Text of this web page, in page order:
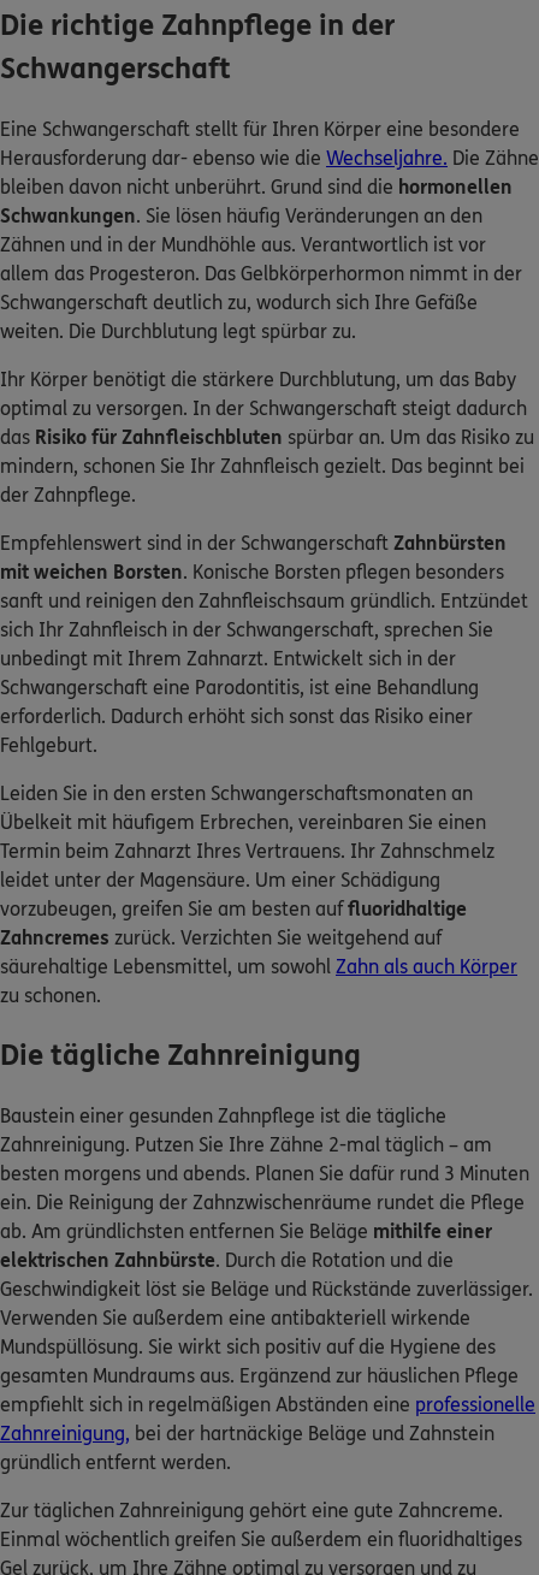
Die richtige Zahnpflege in der
Schwangerschaft
Eine Schwangerschaft stellt für Ihren Körper eine besondere
Herausforderung dar- ebenso wie die Wechseljahre. Die Zähne
bleiben davon nicht unberührt. Grund sind die hormonellen
Schwankungen. Sie lösen häufig Veränderungen an den
Zähnen und in der Mundhöhle aus. Verantwortlich ist vor
allem das Progesteron. Das Gelbkörperhormon nimmt in der
Schwangerschaft deutlich zu, wodurch sich Ihre Gefäße
weiten. Die Durchblutung legt spürbar zu.
Ihr Körper benötigt die stärkere Durchblutung, um das Baby
optimal zu versorgen. In der Schwangerschaft steigt dadurch
das Risiko für Zahnfleischbluten spürbar an. Um das Risiko zu
mindern, schonen Sie Ihr Zahnfleisch gezielt. Das beginnt bei
der Zahnpflege.
Empfehlenswert sind in der Schwangerschaft Zahnbürsten
mit weichen Borsten. Konische Borsten pflegen besonders
sanft und reinigen den Zahnfleischsaum gründlich. Entzündet
sich Ihr Zahnfleisch in der Schwangerschaft, sprechen Sie
unbedingt mit Ihrem Zahnarzt. Entwickelt sich in der
Schwangerschaft eine Parodontitis, ist eine Behandlung
erforderlich. Dadurch erhöht sich sonst das Risiko einer
Fehlgeburt.
Leiden Sie in den ersten Schwangerschaftsmonaten an
Übelkeit mit häufigem Erbrechen, vereinbaren Sie einen
Termin beim Zahnarzt Ihres Vertrauens. Ihr Zahnschmelz
leidet unter der Magensäure. Um einer Schädigung
vorzubeugen, greifen Sie am besten auffluoridhaltige
Zahncremes zurück. Verzichten Sie weitgehend auf
säurehaltige Lebensmittel, um sowohl Zahn als auch Körper
zu schonen.
Die tägliche Zahnreinigung
Baustein einer gesunden Zahnpflege ist die tägliche
Zahnreinigung. Putzen Sie Ihre Zähne 2-mal täglich – am
besten morgens und abends. Planen Sie dafür rund 3 Minuten
ein. Die Reinigung der Zahnzwischenräume rundet die Pflege
ab. Am gründlichsten entfernen Sie Beläge mithilfe einer
elektrischen Zahnbürste. Durch die Rotation und die
Geschwindigkeit löst sie Beläge und Rückstände zuverlässiger.
Verwenden Sie außerdem eine antibakteriell wirkende
Mundspüllösung. Sie wirkt sich positiv auf die Hygiene des
gesamten Mundraums aus. Ergänzend zur häuslichen Pflege
empfiehlt sich in regelmäßigen Abständen eine professionelle
Zahnreinigung, bei der hartnäckige Beläge und Zahnstein
gründlich entfernt werden.
Zur täglichen Zahnreinigung gehört eine gute Zahncreme.
Einmal wöchentlich greifen Sie außerdem ein fluoridhaltiges
Gel zurück, um Ihre Zähne optimal zu versorgen und zu